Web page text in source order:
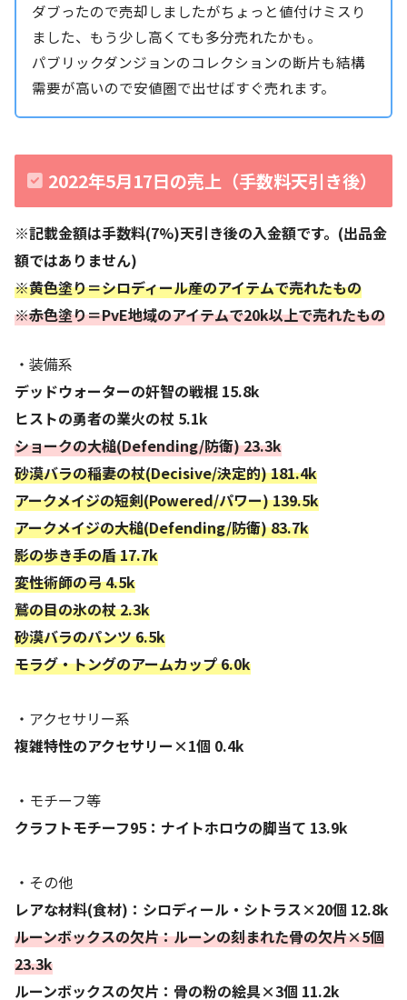
ダブったので売却しましたがちょっと値付けミスり
ました、もう少し高くても多分売れたかも。
パブリックダンジョンのコレクションの断片も結構
需要が高いので安値圏で出せばすぐ売れます。
2022年5月17日の売上（手数料天引き後）
※記載金額は手数料(7%)天引き後の入金額です。(出品金
額ではありません)
※黄色塗り＝シロディール産のアイテムで売れたもの
※赤色塗り＝PvE地域のアイテムで20k以上で売れたもの
・装備系
デッドウォーターの奸智の戦棍 15.8k
ヒストの勇者の業火の杖 5.1k
ショークの大槌(Defending/防衛) 23.3k
砂漠バラの稲妻の杖(Decisive/決定的) 181.4k
アークメイジの短剣(Powered/パワー) 139.5k
アークメイジの大槌(Defending/防衛) 83.7k
影の歩き手の盾 17.7k
変性術師の弓 4.5k
鷲の目の氷の杖 2.3k
砂漠バラのパンツ 6.5k
モラグ・トングのアームカップ 6.0k
・アクセサリー系
複雑特性のアクセサリー×1個 0.4k
・モチーフ等
クラフトモチーフ95：ナイトホロウの脚当て 13.9k
・その他
レアな材料(食材)：シロディール・シトラス×20個 12.8k
ルーンボックスの欠片：ルーンの刻まれた骨の欠片×5個
23.3k
ルーンボックスの欠片：骨の粉の絵具×3個 11.2k